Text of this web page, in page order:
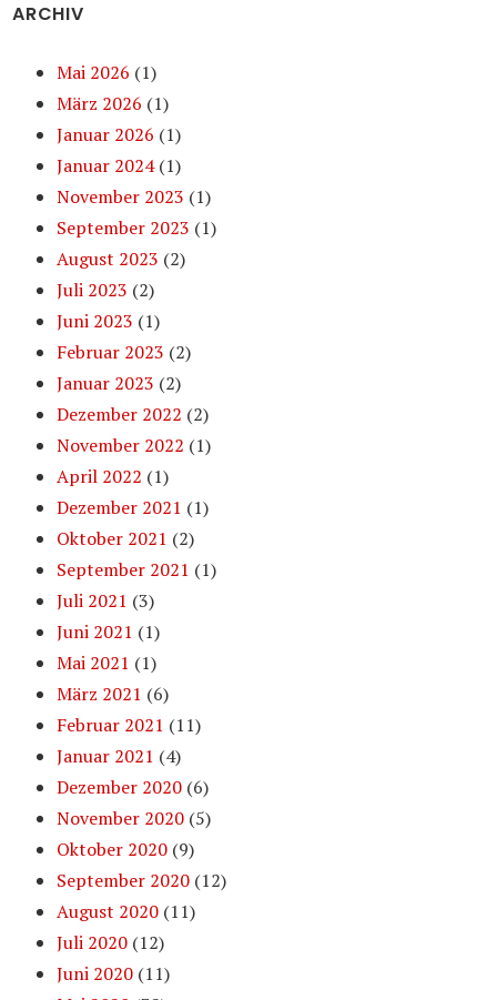
ARCHIV
Mai 2026 (1)
März 2026 (1)
Januar 2026 (1)
Januar 2024(1)
November 2023 (1)
September 2023 (1)
August 2023 (2)
Juli 2023 (2)
Juni 2023 (1)
Februar 2023 (2)
Januar 2023 (2)
Dezember 2022 (2)
November 2022 (1)
April 2022 (1)
Dezember 2021 (1)
Oktober 2021 (2)
September 2021 (1)
Juli 2021 (3)
Juni 2021 (1)
Mai 2021 (1)
März 2021 (6)
Februar 2021 (11)
Januar 2021 (4)
Dezember 2020 (6)
November 2020 (5)
Oktober 2020 (9)
September 2020 (12)
August 2020 (11)
Juli 2020 (12)
Juni 2020 (11)